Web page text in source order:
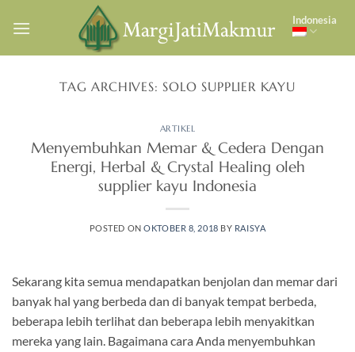
Indonesia
TAG ARCHIVES: SOLO SUPPLIER KAYU
ARTIKEL
Menyembuhkan Memar & Cedera Dengan
Energi, Herbal & Crystal Healing oleh
supplier kayu Indonesia
POSTED ONOKTOBER 8, 2018 BY RAISYA
Sekarang kita semua mendapatkan benjolan dan memar dari
banyak hal yang berbeda dan di banyak tempat berbeda,
beberapa lebih terlihat dan beberapa lebih menyakitkan
mereka yang lain. Bagaimana cara Anda menyembuhkan